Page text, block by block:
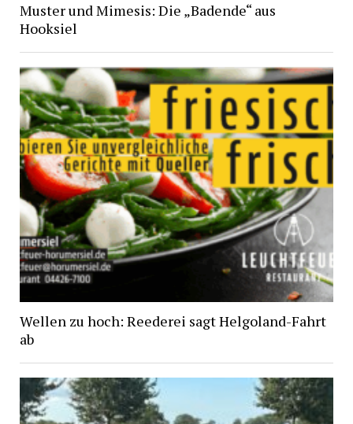
Muster und Mimesis: Die „Badende“ aus
Hooksiel
Wellen zu hoch: Reederei sagt Helgoland-Fahrt
ab